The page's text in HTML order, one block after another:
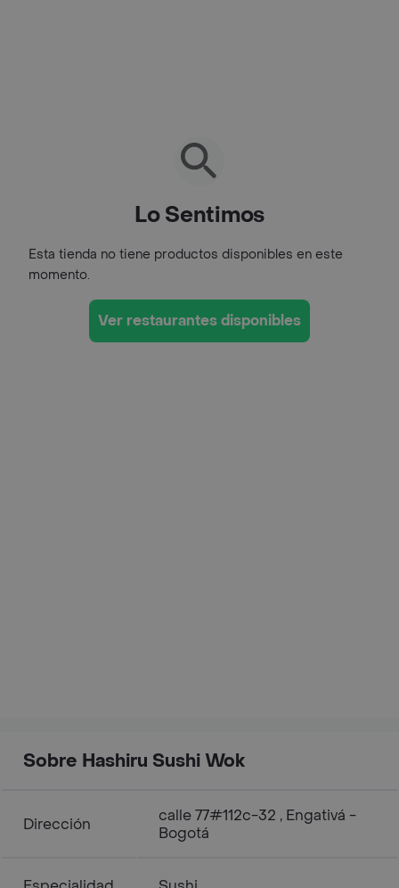
Lo Sentimos
Esta tienda no tiene productos disponibles en este
momento.
Ver restaurantes disponibles
Sobre Hashiru Sushi Wok
Dirección
calle 77#112c-32 , Engativá -
Bogotá